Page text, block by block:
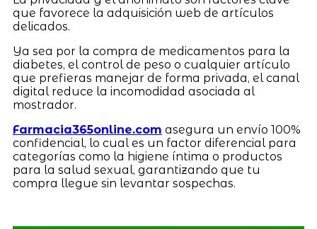
que favorece la adquisición web de artículos
delicados.
Ya sea por la compra de medicamentos para la
diabetes, el control de peso o cualquier artículo
que prefieras manejar de forma privada, el canal
digital reduce la incomodidad asociada al
mostrador.
Farmacia365online.com asegura un envío 100%
confidencial, lo cual es un factor diferencial para
categorías como la higiene íntima o productos
para la salud sexual, garantizando que tu
compra llegue sin levantar sospechas.